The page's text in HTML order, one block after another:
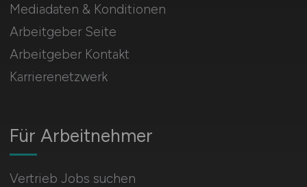
Für Arbeitnehmer
Vertrieb Jobs suchen
Mediadaten & Konditionen
Arbeitgeber Seite
Arbeitgeber Kontakt
Karrierenetzwerk